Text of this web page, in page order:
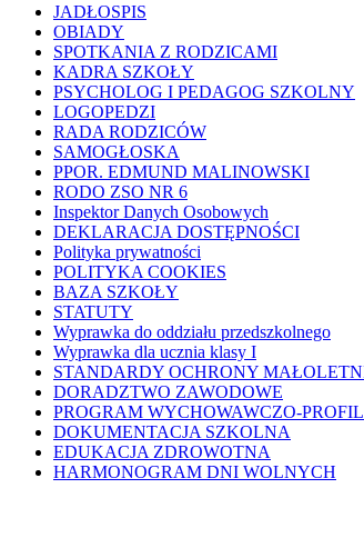
JADŁOSPIS
OBIADY
SPOTKANIA Z RODZICAMI
KADRA SZKOŁY
PSYCHOLOG I PEDAGOG SZKOLNY
LOGOPEDZI
RADA RODZICÓW
SAMOGŁOSKA
PPOR. EDMUND MALINOWSKI
RODO ZSO NR 6
Inspektor Danych Osobowych
DEKLARACJA DOSTĘPNOŚCI
Polityka prywatności
POLITYKA COOKIES
BAZA SZKOŁY
STATUTY
Wyprawka do oddziału przedszkolnego
Wyprawka dla ucznia klasy I
STANDARDY OCHRONY
DORADZTWO ZAWODOWE
PROGRAM WYCHOWAWCZO-
DOKUMENTACJA SZKOLNA
EDUKACJA ZDROWOTNA
HARMONOGRAM DNI WOLNYCH